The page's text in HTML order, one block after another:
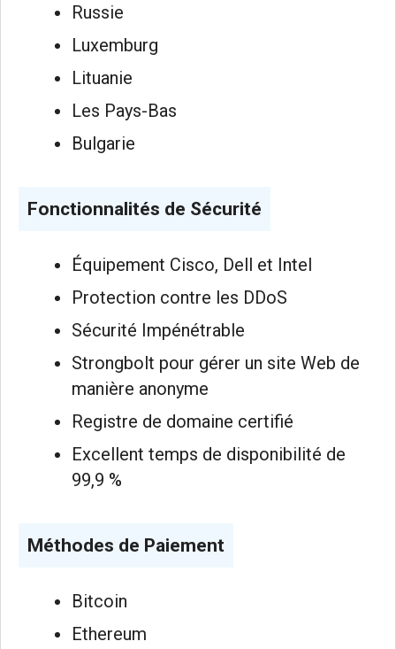
Russie
Luxemburg
Lituanie
Les Pays-Bas
Bulgarie
Fonctionnalités de Sécurité
Équipement Cisco, Dell et Intel
Protection contre les DDoS
Sécurité Impénétrable
Strongbolt pour gérer un site Web de
manière anonyme
Registre de domaine certifié
Excellent temps de disponibilité de
99,9 %
Méthodes de Paiement
Bitcoin
Ethereum